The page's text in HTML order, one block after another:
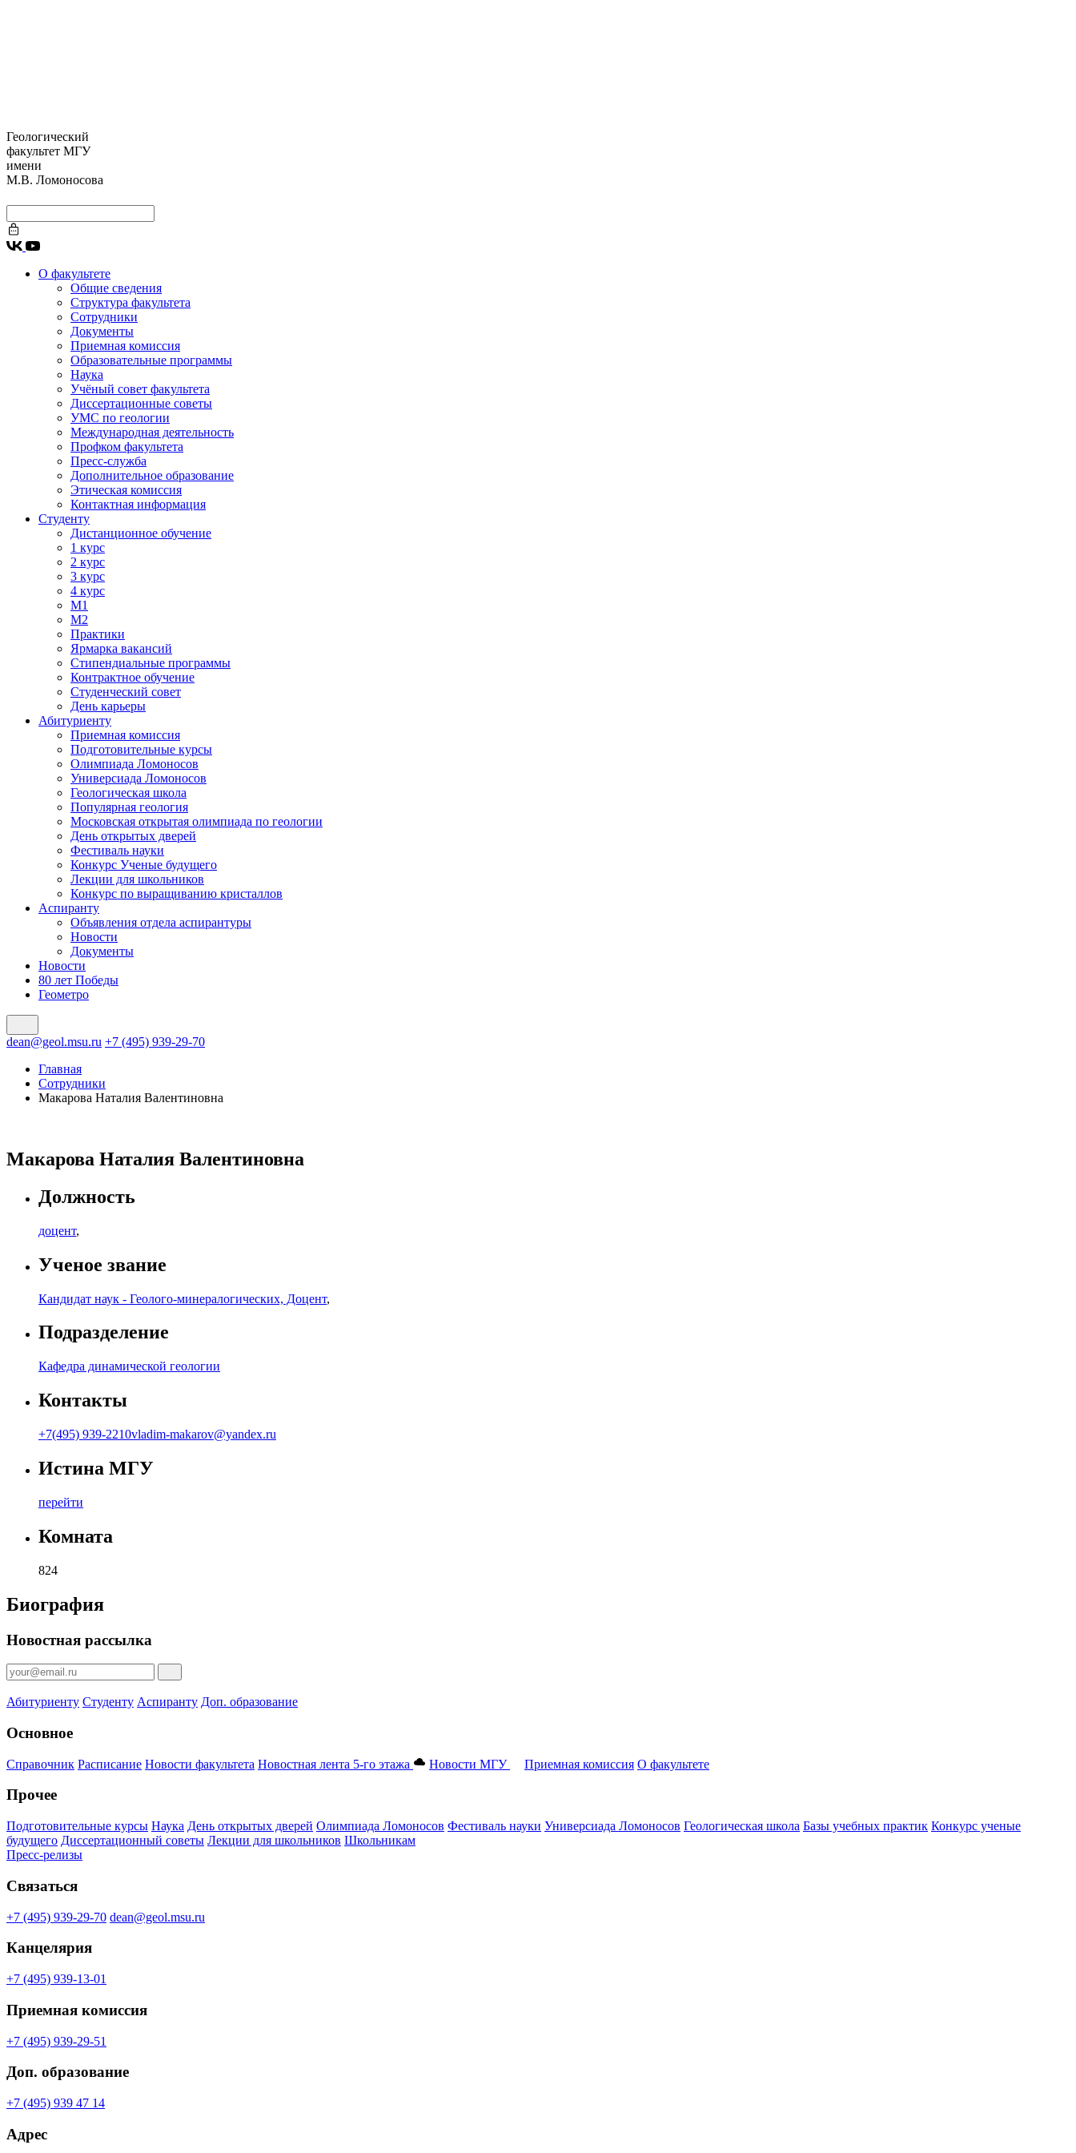
Геологический
факультет МГУ
имени
М.В. Ломоносова
О факультете
Общие сведения
Структура факультета
Сотрудники
Документы
Приемная комиссия
Образовательные программы
Наука
Учёный совет факультета
Диссертационные советы
УМС по геологии
Международная деятельность
Профком факультета
Пресс-служба
Дополнительное образование
Этическая комиссия
Контактная информация
Студенту
Дистанционное обучение
1 курс
2 курс
3 курс
4 курс
М1
М2
Практики
Ярмарка вакансий
Стипендиальные программы
Контрактное обучение
Студенческий совет
День карьеры
Абитуриенту
Приемная комиссия
Подготовительные курсы
Олимпиада Ломоносов
Универсиада Ломоносов
Геологическая школа
Популярная геология
Московская открытая олимпиада по геологии
День открытых дверей
Фестиваль науки
Конкурс Ученые будущего
Лекции для школьников
Конкурс по выращиванию кристаллов
Аспиранту
Объявления отдела аспирантуры
Новости
Документы
Новости
80 лет Победы
Геометро
dean@geol.msu.ru +7 (495) 939-29-70
Главная
Сотрудники
Макарова Наталия Валентиновна
Макарова Наталия Валентиновна
Должность
доцент,
Ученое звание
Кандидат наук - Геолого-минералогических, Доцент,
Подразделение
Кафедра динамической геологии
Контакты
+7(495) 939-2210vladim-makarov@yandex.ru
Истина МГУ
перейти
Комната
824
Биография
Новостная рассылка
Абитуриенту Студенту Аспиранту Доп. образование
Основное
Справочник Расписание Новости факультета Новостная лента 5-го этажа Новости МГУ Приемная комиссия О факультете
Прочее
Подготовительные курсы Наука День открытых дверей Олимпиада Ломоносов Фестиваль науки Универсиада Ломоносов Геологическая школа Базы учебных практик Конкурс ученые
будущего Диссертационный советы Лекции для школьников Школьникам
Пресс-релизы
Связаться
+7 (495) 939-29-70 dean@geol.msu.ru
Канцелярия
+7 (495) 939-13-01
Приемная комиссия
+7 (495) 939-29-51
Доп. образование
+7 (495) 939 47 14
Адрес